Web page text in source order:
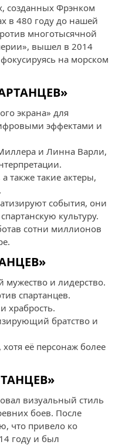
созданных Фрэнком
в 480 году до нашей
многотысячной
вышел в 2014
на морском
экрана» для
эффектами и
и Линна Варли,
также такие актеры,
события, они
культуру.
сотни миллионов
и лидерство.
спартанцев.
храбрость.
братство и
её персонаж более
визуальный стиль
боев. После
что привело ко
году и был